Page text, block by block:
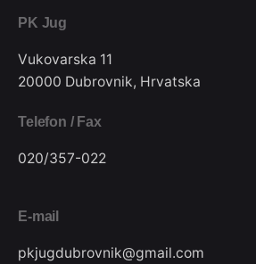
PK Jug
Vukovarska 11
20000 Dubrovnik, Hrvatska
Telefon / Fax
020/357-022
E-mail
pkjugdubrovnik@gmail.com